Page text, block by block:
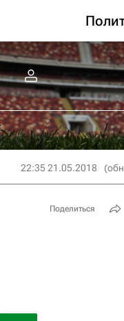
22:35 21.05.2018
Поделиться